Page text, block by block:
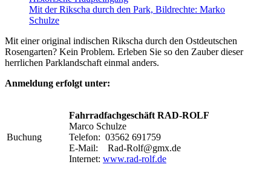
Mit der Rikscha durch den Park, Bildrechte: Marko
Schulze
Mit einer original indischen Rikscha durch den Ostdeutschen
Rosengarten? Kein Problem. Erleben Sie so den Zauber dieser
herrlichen Parklandschaft einmal anders.
Anmeldung erfolgt unter:
Buchung
Fahrradfachgeschäft RAD-ROLF
Marco Schulze
Telefon: 03562 691759
E-Mail: Rad-Rolf@gmx.de
Internet: www.rad-rolf.de